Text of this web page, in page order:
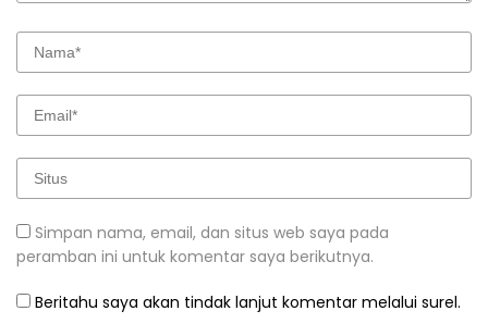
Simpan nama, email, dan situs web saya pada
peramban ini untuk komentar saya berikutnya.
Beritahu saya akan tindak lanjut komentar melalui surel.